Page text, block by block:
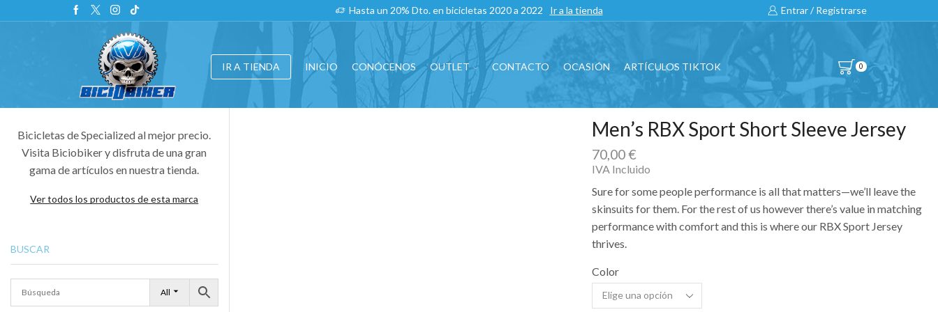
Hasta un 20% Dto. en bicicletas 2020 a 2022 Ir a la tienda Entrar / Registrarse
IR A TIENDA INICIO CONÓCENOS OUTLET CONTACTO OCASIÓN ARTÍCULOS TIKTOK 0
Men’s RBX Sport Short Sleeve Jersey
70,00€
IVA Incluido
Sure for some people performance is all that matters—we’ll leave the
skinsuits for them. For the rest of us however there’s value in matching
performance with comfort and this is where our RBX Sport Jersey
thrives.
Color
Bicicletas de Specialized al mejor precio.
Visita Biciobiker y disfruta de una gran
gama de artículos en nuestra tienda.
Ver todos los productos de esta marca
BUSCAR
All